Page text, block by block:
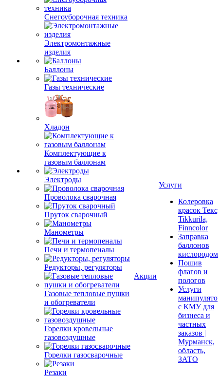
Снегоуборочная техника
Электромонтажные
изделия
Баллоны
Газы технические
Хладон
Комплектующие к
газовым баллонам
Электроды
Проволока сварочная
Пруток сварочный
Манометры
Печи и термопеналы
Редукторы, регуляторы
Газовые тепловые пушки
и обогреватели
Горелки кровельные
газовоздушные
Горелки газосварочные
Резаки
Услуги
Колеровка
красок
Tikkurila,
Finncolor
Заправка
баллонов
кислородом
Пошив
флагов и
пологов
Услуги
с КМУ для
бизнеса и
частных
заказов |
Мурманск,